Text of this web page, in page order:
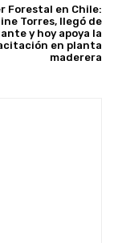
Forestal en Chile:
Torres, llegó de
y hoy apoya la
en planta
maderera